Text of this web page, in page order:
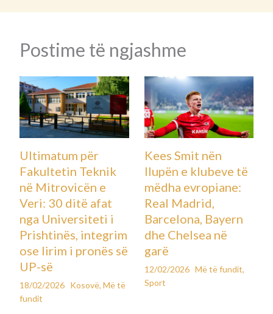
Postime të ngjashme
Ultimatum për
Fakultetin Teknik
në Mitrovicën e
Veri: 30 ditë afat
nga Universiteti i
Prishtinës, integrim
ose lirim i pronës së
UP-së
18/02/2026 Kosovë,Më të
fundit
Kees Smit nën
llupën e klubeve të
mëdha evropiane:
Real Madrid,
Barcelona, Bayern
dhe Chelsea në
garë
12/02/2026 Më të fundit,
Sport